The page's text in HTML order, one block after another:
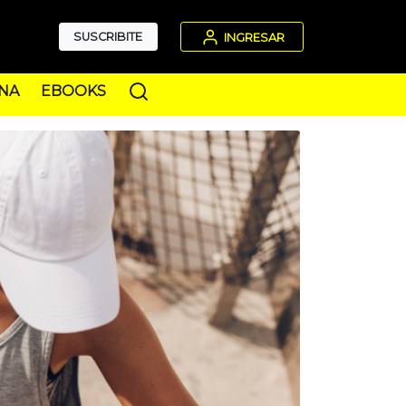
SUSCRIBITE INGRESAR
EBOOKS